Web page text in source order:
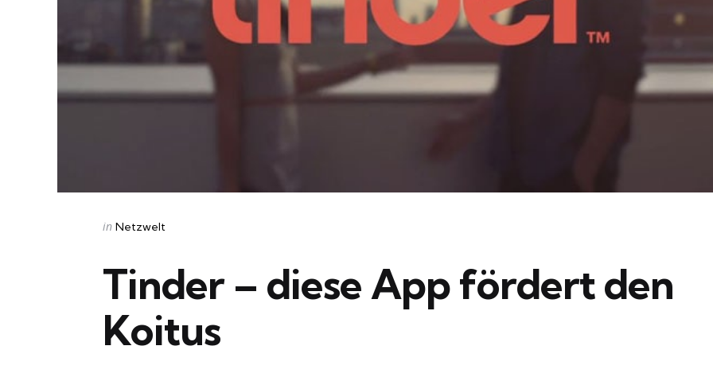
Categories
Posted
in Netzwelt
Tinder – diese App fördert den
Koitus